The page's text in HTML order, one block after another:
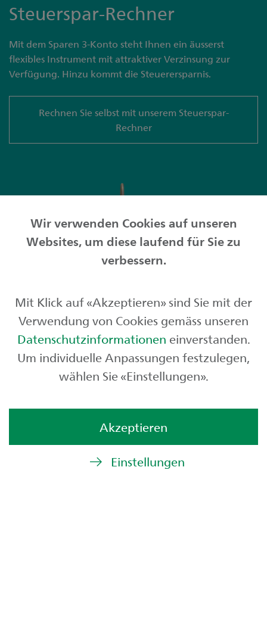
Steuerspar-Rechner
Mit dem Sparen 3-Konto steht Ihnen ein äusserst
flexibles Instrument mit attraktiver Verzinsung zur
Verfügung. Hinzu kommt die Steuerersparnis.
Rechnen Sie selbst mit unserem Steuerspar-
Rechner
Wir verwenden Cookies auf unseren
Websites, um diese laufend für Sie zu
verbessern.
Mit Klick auf «Akzeptieren» sind Sie mit der
Verwendung von Cookies gemäss unseren
Datenschutzinformationen einverstanden.
Um individuelle Anpassungen festzulegen,
wählen Sie «Einstellungen».
Akzeptieren
Einstellungen